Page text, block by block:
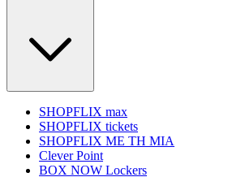
SHOPFLIX max
SHOPFLIX tickets
SHOPFLIX ΜΕ ΤΗ ΜΙΑ
Clever Point
BOX NOW Lockers